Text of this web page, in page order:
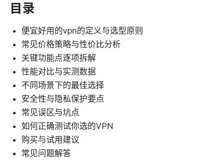
目录
便宜好用的vpn的定义与选型原则
常见价格策略与性价比分析
关键功能点逐项拆解
性能对比与实测数据
不同场景下的最佳选择
安全性与隐私保护要点
常见误区与坑点
如何正确测试你选的VPN
购买与试用建议
常见问题解答